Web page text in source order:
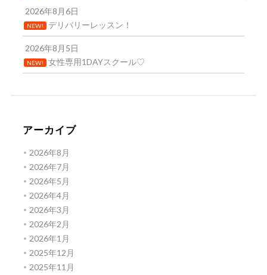
2026年8月6日
NEW! デリバリーレッスン！
2026年8月5日
NEW! 女性専用1DAYスクール♡
アーカイブ
2026年8月
2026年7月
2026年5月
2026年4月
2026年3月
2026年2月
2026年1月
2025年12月
2025年11月